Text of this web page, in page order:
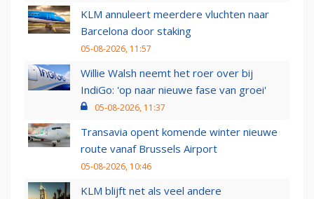
KLM annuleert meerdere vluchten naar
Barcelona door staking
05-08-2026, 11:57
Willie Walsh neemt het roer over bij
IndiGo: 'op naar nieuwe fase van groei'
05-08-2026, 11:37
Transavia opent komende winter nieuwe
route vanaf Brussels Airport
05-08-2026, 10:46
KLM blijft net als veel andere